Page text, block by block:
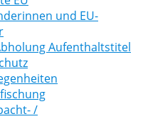
und EU-
Aufenthaltstitel
/